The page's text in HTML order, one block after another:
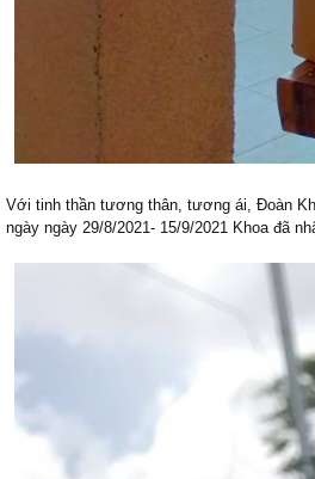
Với tinh thần tương thân, tương ái, Đoàn
ngày ngày 29/8/2021- 15/9/2021 Khoa đã